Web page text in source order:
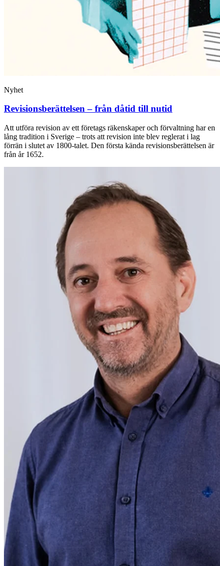
Nyhet
Revisions­berättelsen – från dåtid till nutid
Att utföra revision av ett företags räkenskaper och ­förvaltning har en
lång tradition i Sverige – trots att ­revision inte blev reglerat i lag
förrän i slutet av 1800-talet. Den första kända revisionsberättelsen är
från år 1652.